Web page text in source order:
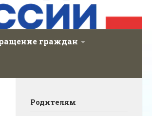
граждан
Родителям